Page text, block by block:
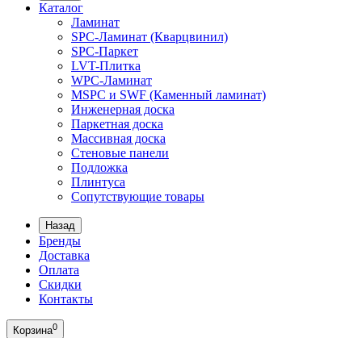
Каталог
Ламинат
SPC-Ламинат (Кварцвинил)
SPC-Паркет
LVT-Плитка
WPC-Ламинат
MSPC и SWF (Каменный ламинат)
Инженерная доска
Паркетная доска
Массивная доска
Стеновые панели
Подложка
Плинтуса
Сопутствующие товары
Назад
Бренды
Доставка
Оплата
Скидки
Контакты
Корзина0